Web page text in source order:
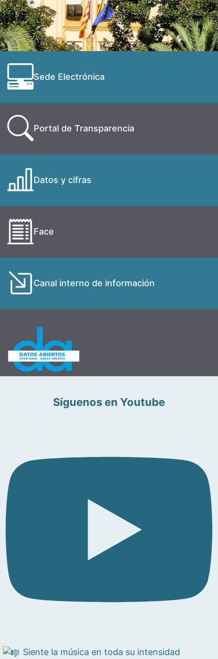
Sede Electrónica
Portal de Transparencia
Datos y cifras
Face
Canal interno de información
Síguenos en Youtube
Siente la música en toda su intensidad